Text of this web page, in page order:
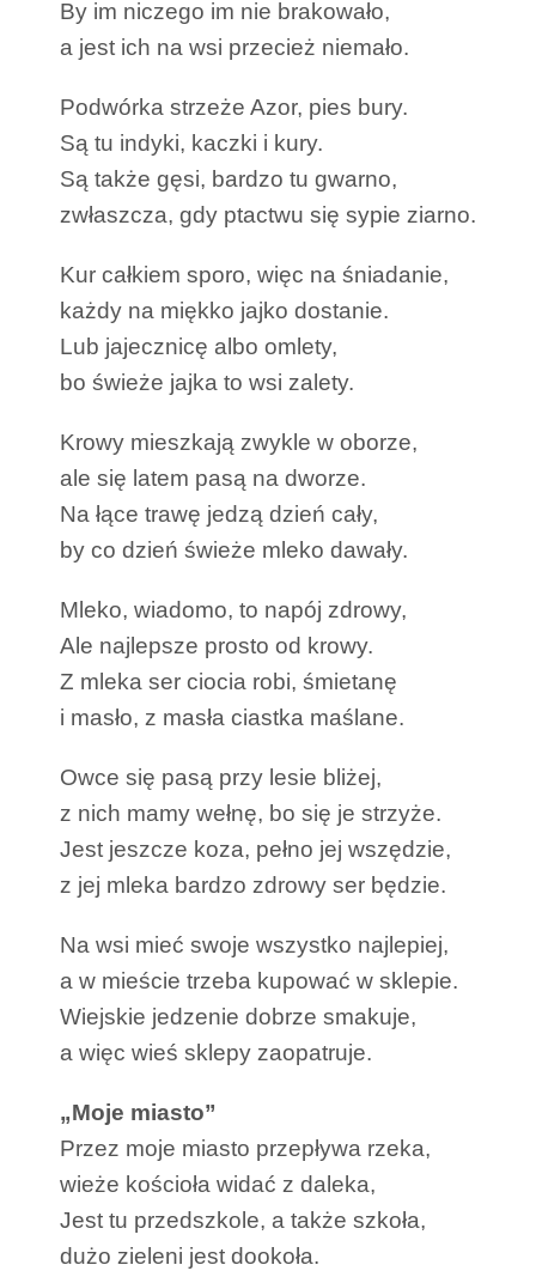
By im niczego im nie brakowało,
a jest ich na wsi przecież niemało.
Podwórka strzeże Azor, pies bury.
Są tu indyki, kaczki i kury.
Są także gęsi, bardzo tu gwarno,
zwłaszcza, gdy ptactwu się sypie ziarno.
Kur całkiem sporo, więc na śniadanie,
każdy na miękko jajko dostanie.
Lub jajecznicę albo omlety,
bo świeże jajka to wsi zalety.
Krowy mieszkają zwykle w oborze,
ale się latem pasą na dworze.
Na łące trawę jedzą dzień cały,
by co dzień świeże mleko dawały.
Mleko, wiadomo, to napój zdrowy,
Ale najlepsze prosto od krowy.
Z mleka ser ciocia robi, śmietanę
i masło, z masła ciastka maślane.
Owce się pasą przy lesie bliżej,
z nich mamy wełnę, bo się je strzyże.
Jest jeszcze koza, pełno jej wszędzie,
z jej mleka bardzo zdrowy ser będzie.
Na wsi mieć swoje wszystko najlepiej,
a w mieście trzeba kupować w sklepie.
Wiejskie jedzenie dobrze smakuje,
a więc wieś sklepy zaopatruje.
„Moje miasto”
Przez moje miasto przepływa rzeka,
wieże kościoła widać z daleka,
Jest tu przedszkole, a także szkoła,
dużo zieleni jest dookoła.